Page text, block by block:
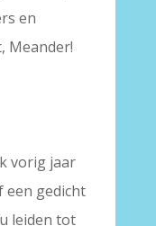
en
Meander!
vorig jaar
een gedicht
leiden tot